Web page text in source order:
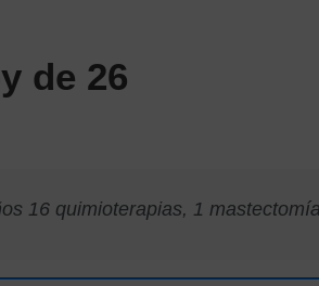
de 26
16 quimioterapias, 1